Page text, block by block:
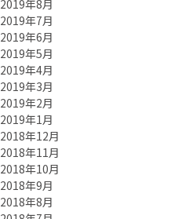
2019年8月
2019年7月
2019年6月
2019年5月
2019年4月
2019年3月
2019年2月
2019年1月
2018年12月
2018年11月
2018年10月
2018年9月
2018年8月